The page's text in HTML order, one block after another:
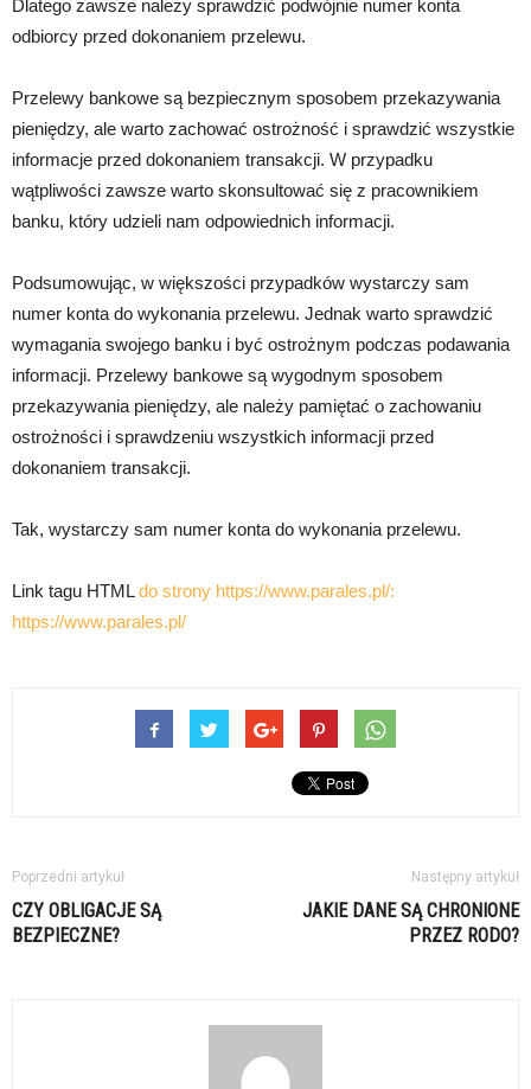
Dlatego zawsze należy sprawdzić podwójnie numer konta
odbiorcy przed dokonaniem przelewu.
Przelewy bankowe są bezpiecznym sposobem przekazywania
pieniędzy, ale warto zachować ostrożność i sprawdzić wszystkie
informacje przed dokonaniem transakcji. W przypadku
wątpliwości zawsze warto skonsultować się z pracownikiem
banku, który udzieli nam odpowiednich informacji.
Podsumowując, w większości przypadków wystarczy sam
numer konta do wykonania przelewu. Jednak warto sprawdzić
wymagania swojego banku i być ostrożnym podczas podawania
informacji. Przelewy bankowe są wygodnym sposobem
przekazywania pieniędzy, ale należy pamiętać o zachowaniu
ostrożności i sprawdzeniu wszystkich informacji przed
dokonaniem transakcji.
Tak, wystarczy sam numer konta do wykonania przelewu.
Link tagu HTMLdo strony https://www.parales.pl/:
https://www.parales.pl/
Poprzedni artykuł
CZY OBLIGACJE SĄ
BEZPIECZNE?
Następny artykuł
JAKIE DANE SĄ CHRONIONE
PRZEZ RODO?